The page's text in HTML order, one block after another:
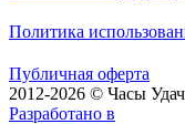
Политика
Публичная оферта
2012-2026 © Часы
Разработано в